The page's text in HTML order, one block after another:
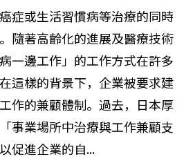
症或生活習慣病等治療的同時
隨著高齡化的進展及醫療技術
一邊工作」的工作方式在許多
這樣的背景下，企業被要求建
作的兼顧體制。過去，日本厚